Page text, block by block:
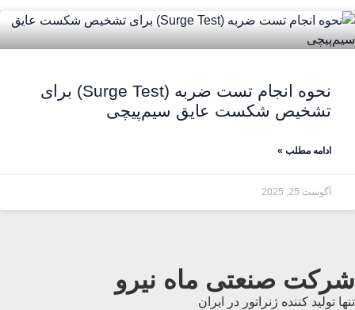
نحوه انجام تست ضربه (Surge Test) برای
تشخیص شکست عایق سیم‌پیچی
ادامه مطلب »
آگوست 25, 2025
شرکت صنعتی ماه نیرو
تنها تولید کننده ژنراتور در ایران